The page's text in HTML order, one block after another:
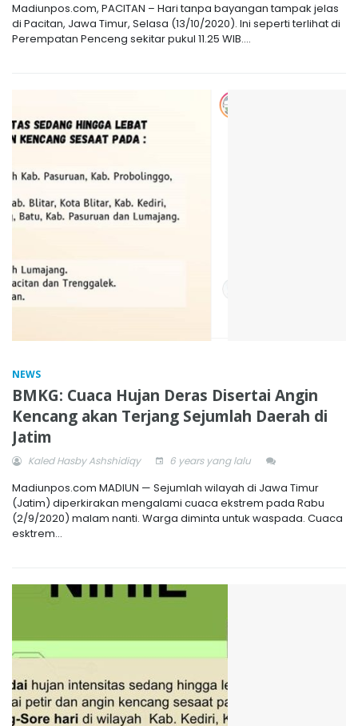
Madiunpos.com, PACITAN – Hari tanpa bayangan tampak jelas
di Pacitan, Jawa Timur, Selasa (13/10/2020). Ini seperti terlihat di
Perempatan Penceng sekitar pukul 11.25 WIB....
NEWS
BMKG: Cuaca Hujan Deras Disertai Angin
Kencang akan Terjang Sejumlah Daerah di
Jatim
Kaled Hasby Ashshidiqy 6 years yang lalu
Madiunpos.com MADIUN — Sejumlah wilayah di Jawa Timur
(Jatim) diperkirakan mengalami cuaca ekstrem pada Rabu
(2/9/2020) malam nanti. Warga diminta untuk waspada. Cuaca
esktrem...